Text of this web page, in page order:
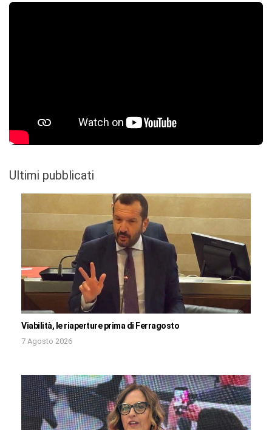
Ultimi pubblicati
Viabilità, le riaperture prima di Ferragosto
7 Agosto 2026